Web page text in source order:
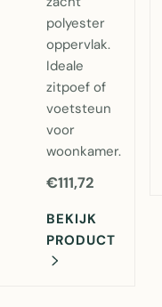
polyester
oppervlak.
Ideale
zitpoef of
voetsteun
voor
woonkamer.
€111,72
BEKIJK
PRODUCT